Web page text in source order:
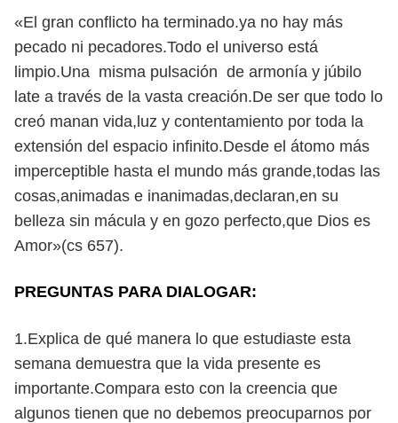
«El gran conflicto ha terminado.ya no hay más
pecado ni pecadores.Todo el universo está
limpio.Una misma pulsación de armonía y júbilo
late a través de la vasta creación.De ser que todo lo
creó manan vida,luz y contentamiento por toda la
extensión del espacio infinito.Desde el átomo más
imperceptible hasta el mundo más grande,todas las
cosas,animadas e inanimadas,declaran,en su
belleza sin mácula y en gozo perfecto,que Dios es
Amor»(cs 657).
PREGUNTAS PARA DIALOGAR:
1.Explica de qué manera lo que estudiaste esta
semana demuestra que la vida presente es
importante.Compara esto con la creencia que
algunos tienen que no debemos preocuparnos por